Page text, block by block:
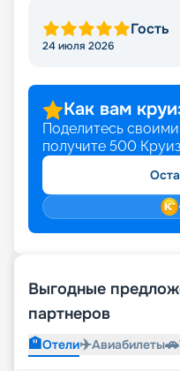
Гость
24 июля 2026
Как вам
Поделитесь
получите 500
Выгодные
партнеров
🏨Отели✈️Авиабилеты🚗